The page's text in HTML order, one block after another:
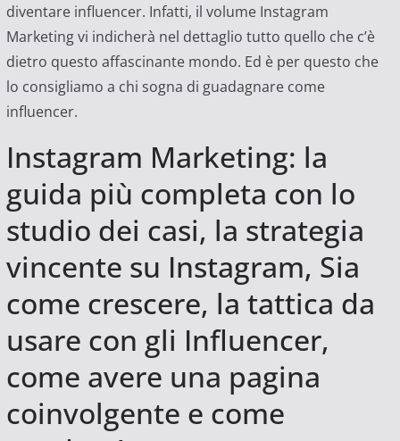
diventare influencer. Infatti, il volume Instagram
Marketing vi indicherà nel dettaglio tutto quello che c’è
dietro questo affascinante mondo. Ed è per questo che
lo consigliamo a chi sogna di guadagnare come
influencer.
Instagram Marketing: la
guida più completa con lo
studio dei casi, la strategia
vincente su Instagram, Sia
come crescere, la tattica da
usare con gli Influencer,
come avere una pagina
coinvolgente e come